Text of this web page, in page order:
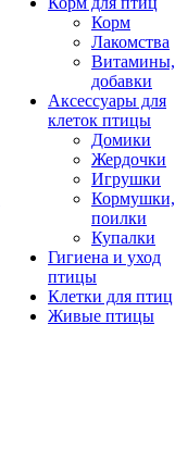
Корм
Лакомства
Витамины,
добавки
Аксессуары для
клеток птицы
Домики
Жердочки
Игрушки
Кормушки,
поилки
Купалки
Гигиена и уход
птицы
Клетки для птиц
Живые птицы